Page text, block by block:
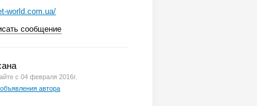
world.com.ua/
сообщение
с 04 февраля 2016г.
автора